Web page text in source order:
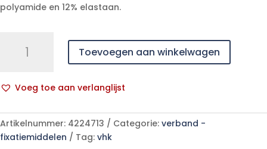
polyamide en 12% elastaan.
nr.
hooFolioDress/bovenbeen/bovenlichaam
-
Toevoegen aan winkelwagen
Voeg toe aan verlanglijst
l
t
e
Artikelnummer: 4224713 Categorie: verband -
fixatiemiddelen
Tag: vhk